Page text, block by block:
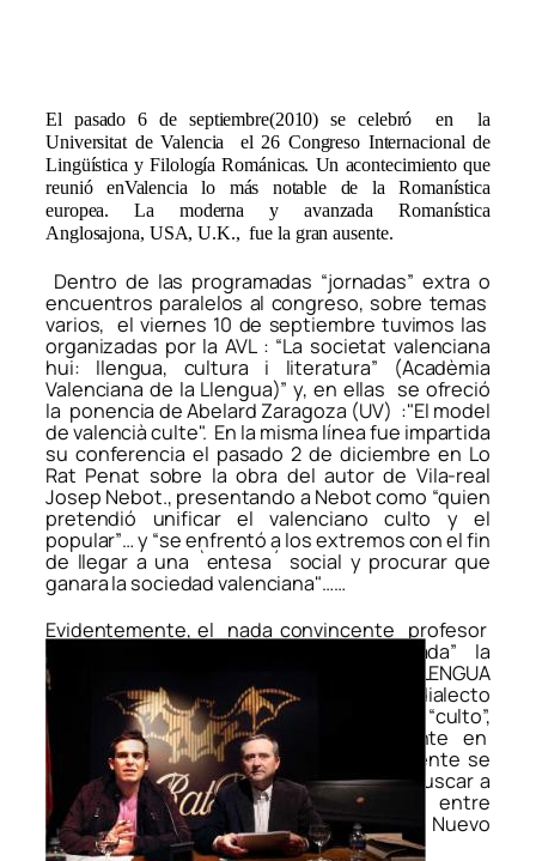
El pasado 6 de septiembre(2010) se celebró en la
Universitat de Valencia el 26 Congreso Internacional de
Lingüística y Filología Románicas. Un acontecimiento que
reunió enValencia lo más notable de la Romanística
europea. La moderna y avanzada Romanística
Anglosajona, USA, U.K., fue la gran ausente.
Dentro de las programadas “jornadas” extra o
encuentros paralelos al congreso, sobre temas
varios, el viernes 10 de septiembre tuvimos las
organizadas por la AVL : “La societat valenciana
hui: llengua, cultura i literatura” (Acadèmia
Valenciana de la Llengua)” y, en ellas se ofreció
la ponencia de Abelard Zaragoza (UV) :"El model
de valencià culte". En la misma línea fue impartida
su conferencia el pasado 2 de diciembre en Lo
Rat Penat sobre la obra del autor de Vila-real
Josep Nebot., presentando a Nebot como “quien
pretendió unificar el valenciano culto y el
popular”… y “se enfrentó a los extremos con el fin
de llegar a una `entesa´ social y procurar que
ganara la sociedad valenciana"……
Evidentemente, el nada convincente profesor
pretendíó dar como cosa “normalitzada” la
suplantación de nuestra histórica LENGUA
VALENCIANA por el obsoleto dialecto
pompeufabrino, disfrazado de standard “culto”,
que hay que aceptar irremisiblemente en
institutos y Universitat, donde actualmente se
impone. Craso error. Ahora habrá que buscar a
un Nebot de “gran amalgamador” entre
“secesionistas” y “pompeufabrinos”…. Nuevo
disfraz de lo mismo. Y abocado al fracaso.